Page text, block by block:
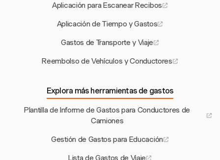
Aplicación para Escanear Recibos
Aplicación de Tiempo y Gastos
Gastos de Transporte y Viaje
Reembolso de Vehículos y Conductores
Explora más herramientas de gastos
Plantilla de Informe de Gastos para Conductores de
Camiones
Gestión de Gastos para Educación
Lista de Gastos de Viaje